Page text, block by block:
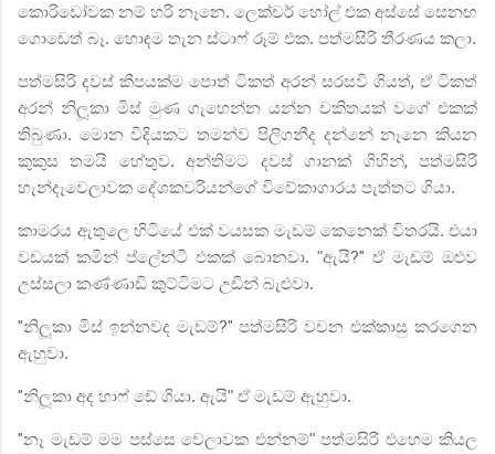
කොරිඩෝවක නම් හරි නෑනෙ. ලෙක්චර් හෝල් එක අස්සේ සෙනඟ
ගොඩෙත් බෑ. හොඳම තැන ස්ටාෆ් රූම් එක. පත්මසිරි තීරණය කලා.
පත්මසිරි දවස් කීපයක්ම පොත් ටිකත් අරන් සරසවි ගියත්, ඒ ටිකත්
අරන් නිලූකා මිස් මුණ ගැහෙන්න යන්න චකිතයක් වගේ එකක්
තිබුණා. මොන විදියකට තමන්ව පිලිගනීද දන්නේ නෑනෙ කියන
කුකුස තමයි හේතුව. අන්තිමට දවස් ගානක් ගිහින්,පත්මසිරි
හැන්දෑවෙලාවක දේශකවරියන්ගේ විවේකාගාරය පැත්තට ගියා.
කාමරය ඇතුලෙ හිටියේ එක් වයසක මැඩම් කෙනෙක් විතරයි. එයා
වඩයක් කමින් ප්ලේන්ටී එකක් බොනවා. "ඇයි?" ඒ මැඩම් ඔළුව
උස්සලා කණ්ණාඩි කුට්ටිමට උඩින් බැළුවා.
"නිලූකා මිස් ඉන්නවද මැඩම්?"පත්මසිරි වචන එක්කාසු කරගෙන
ඇහුවා.
"නිලූකා අද හාෆ් ඩේ ගියා. ඇයි" ඒ මැඩම් ඇහුවා.
"නෑ මැඩම් මම පස්සෙ වෙලාවක එන්නම්" පත්මසිරි එහෙම කියල